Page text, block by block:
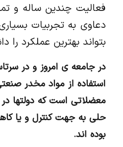
فعالیت چندین ساله و
دعاوی به تجربیات
بتواند بهترین عملکرد را
در جامعه ی امروز و در
استفاده از مواد مخدر
معضلاتی است که دولتها در
حلی به جهت کنترل و یا
بوده اند.